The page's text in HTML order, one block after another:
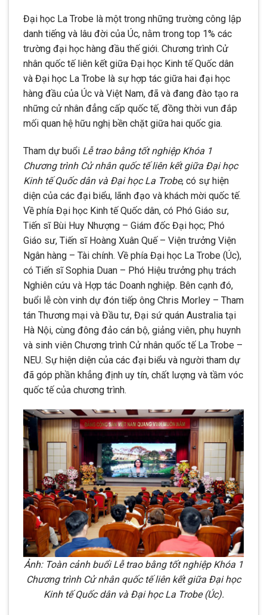
Đại học La Trobe là một trong những trường công lập
danh tiếng và lâu đời của Úc, nằm trong top 1% các
trường đại học hàng đầu thế giới. Chương trình Cử
nhân quốc tế liên kết giữa Đại học Kinh tế Quốc dân
và Đại học La Trobe là sự hợp tác giữa hai đại học
hàng đầu của Úc và Việt Nam, đã và đang đào tạo ra
những cử nhân đẳng cấp quốc tế, đồng thời vun đắp
mối quan hệ hữu nghị bền chặt giữa hai quốc gia.
Tham dự buổi Lễ trao bằng tốt nghiệp Khóa 1
Chương trình Cử nhân quốc tế liên kết giữa Đại học
Kinh tế Quốc dân và Đại học La Trobe, có sự hiện
diện của các đại biểu, lãnh đạo và khách mời quốc tế.
Về phía Đại học Kinh tế Quốc dân, có Phó Giáo sư,
Tiến sĩ Bùi Huy Nhượng – Giám đốc Đại học; Phó
Giáo sư, Tiến sĩ Hoàng Xuân Quế – Viện trưởng Viện
Ngân hàng – Tài chính. Về phía Đại học La Trobe (Úc),
có Tiến sĩ Sophia Duan – Phó Hiệu trưởng phụ trách
Nghiên cứu và Hợp tác Doanh nghiệp. Bên cạnh đó,
buổi lễ còn vinh dự đón tiếp ông Chris Morley – Tham
tán Thương mại và Đầu tư, Đại sứ quán Australia tại
Hà Nội, cùng đông đảo cán bộ, giảng viên, phụ huynh
và sinh viên Chương trình Cử nhân quốc tế La Trobe –
NEU. Sự hiện diện của các đại biểu và người tham dự
đã góp phần khẳng định uy tín, chất lượng và tầm vóc
quốc tế của chương trình.
Ảnh: Toàn cảnh buổi Lễ trao bằng tốt nghiệp Khóa 1
Chương trình Cử nhân quốc tế liên kết giữa Đại học
Kinh tế Quốc dân và Đại học La Trobe (Úc).